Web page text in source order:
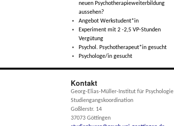
neuen Psychotherapieweiterbildung
aussehen?
Angebot Werkstudent*in
Experiment mit 2 -2,5 VP-Stunden
Vergütung
Psychol. Psychotherapeut*in gesucht
Psychologe/in gesucht
Kontakt
Georg-Elias-Müller-Institut für Psychologie
Studiengangskoordination
Goßlerstr. 14
37073 Göttingen